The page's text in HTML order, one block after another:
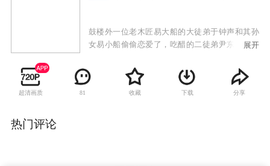
鼓楼外一位老木匠易大船的大徒弟于钟声和其孙
女易小船偷偷恋爱了，吃醋的二徒弟尹东义给于
当以致屋里的孩子死亡，锒铛入狱。狱外，心里
还爱着于钟声的易小船迫于种种无奈嫁给了尹东
义，而狱中的于钟声得知此消息悲愤交加，誓言
展开
超清画质 81 收藏 下载 分享
热门评论